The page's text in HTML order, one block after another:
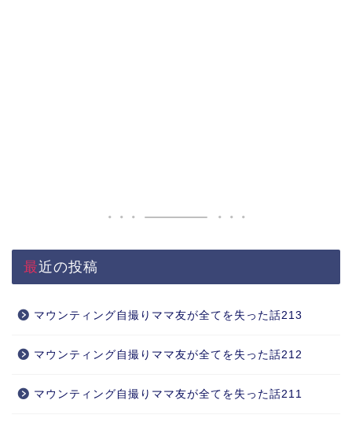
最近の投稿
マウンティング自撮りママ友が全てを失った話213
マウンティング自撮りママ友が全てを失った話212
マウンティング自撮りママ友が全てを失った話211